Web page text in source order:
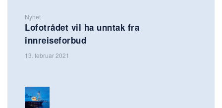
Nyhet
Lofotrådet vil ha unntak fra
innreiseforbud
13. februar 2021